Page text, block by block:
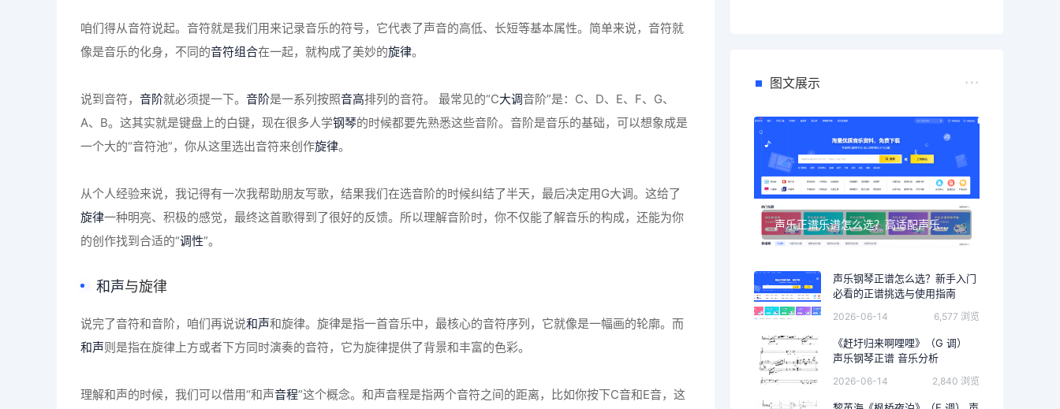
咱们得从音符说起。音符就是我们用来记录音乐的符号，它代表了声音的高低、长短等基本属性。简单来说，音符就
像是音乐的化身，不同的音符组合在一起，就构成了美妙的旋律。
说到音符， 音阶就必须提一下。 音阶是一系列按照音高排列的音符。 最常见的“C大调音阶”是：C、D、E、F、G、
A、B。这其实就是键盘上的白键，现在很多人学钢琴的时候都要先熟悉这些音阶。音阶是音乐的基础，可以想象成是
一个大的“音符池”，你从这里选出音符来创作旋律。
从个人经验来说，我记得有一次我帮助朋友写歌，结果我们在选音阶的时候纠结了半天，最后决定用G大调。这给了
旋律一种明亮、积极的感觉，最终这首歌得到了很好的反馈。所以理解音阶时，你不仅能了解音乐的构成，还能为你
的创作找到合适的“调性”。
和声与旋律
说完了音符和音阶，咱们再说说和声和旋律。旋律是指一首音乐中，最核心的音符序列，它就像是一幅画的轮廓。而
和声则是指在旋律上方或者下方同时演奏的音符，它为旋律提供了背景和丰富的色彩。
理解和声的时候，我们可以借用“和声音程”这个概念。和声音程是指两个音符之间的距离，比如你按下C音和E音，这
图文展示
声乐正谱乐谱怎么选？高适配声乐正谱钢琴伴奏资源推荐
声乐钢琴正谱怎么选？新手入门
必看的正谱挑选与使用指南
2026-06-14 6,577 浏览
《赶圩归来啊哩哩》（G 调）
声乐钢琴正谱 音乐分析
2026-06-14 2,840 浏览